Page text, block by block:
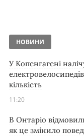
НОВИНИ
У Копенгагені
кількість
11:20
В Онтаріо
як це змінило